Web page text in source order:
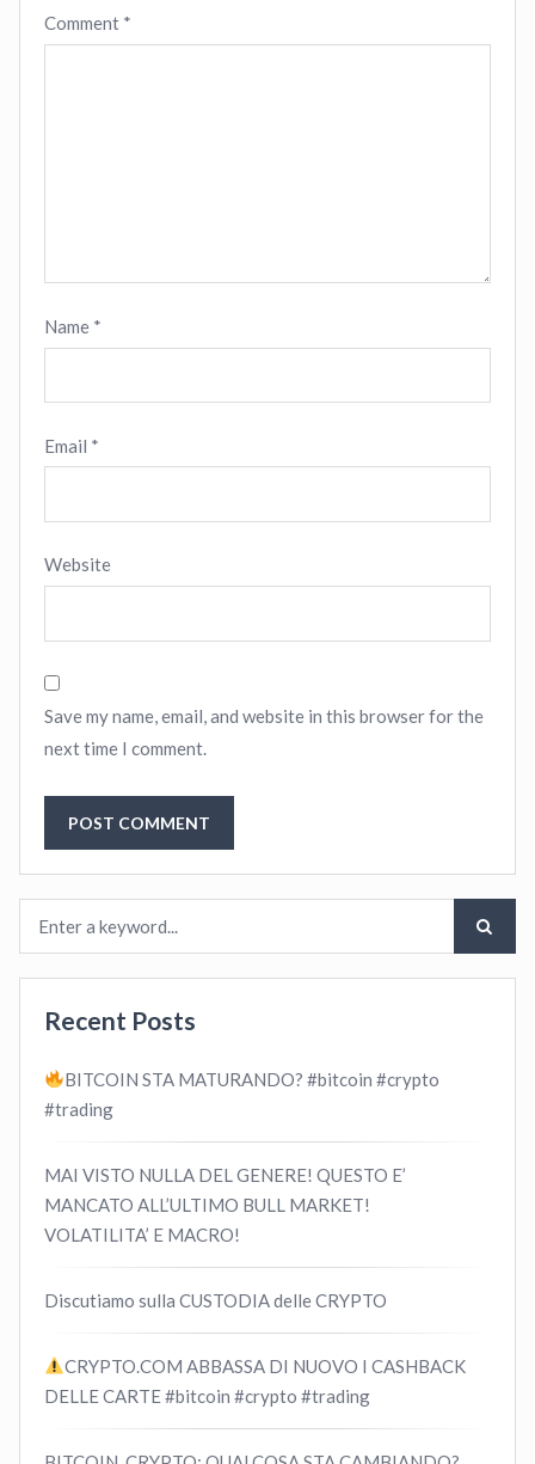
Comment *
Name *
Email *
Website
Save my name, email, and website in this browser for the
next time I comment.
Recent Posts
BITCOIN STA MATURANDO? #bitcoin #crypto
#trading
MAI VISTO NULLA DEL GENERE! QUESTO E’
MANCATO ALL’ULTIMO BULL MARKET!
VOLATILITA’ E MACRO!
Discutiamo sulla CUSTODIA delle CRYPTO
CRYPTO.COM ABBASSA DI NUOVO I CASHBACK
DELLE CARTE #bitcoin #crypto #trading